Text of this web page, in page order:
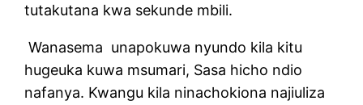
tutakutana kwa sekunde mbili.
Wanasema unapokuwa nyundo kila kitu
hugeuka kuwa msumari, Sasa hicho ndio
nafanya. Kwangu kila ninachokiona najiuliza